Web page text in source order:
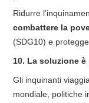
Ridurre
combattere la
(SDG10) e
10. La soluzione
Gli inquinanti
mondiale, politiche